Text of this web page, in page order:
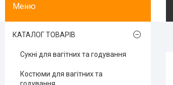
КАТАЛОГ ТОВАРІВ
Сукні для вагітних та годування
Костюми для вагітних та